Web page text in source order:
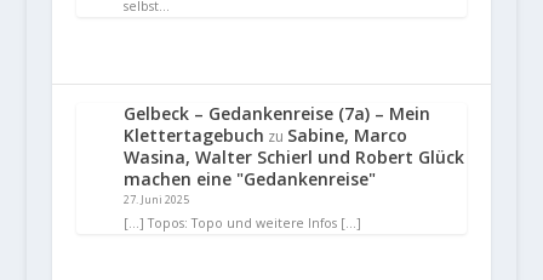
selbst…
Gelbeck – Gedankenreise (7a) – Mein
Klettertagebuch zu Sabine, Marco
Wasina, Walter Schierl und Robert Glück
machen eine "Gedankenreise"
27. Juni 2025
[…] Topos: Topo und weitere Infos […]